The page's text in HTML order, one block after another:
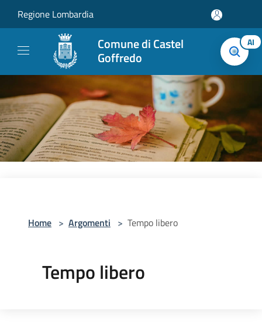
Regione Lombardia
Comune di Castel
Goffredo
AI
Home > Argomenti > Tempo libero
Tempo libero